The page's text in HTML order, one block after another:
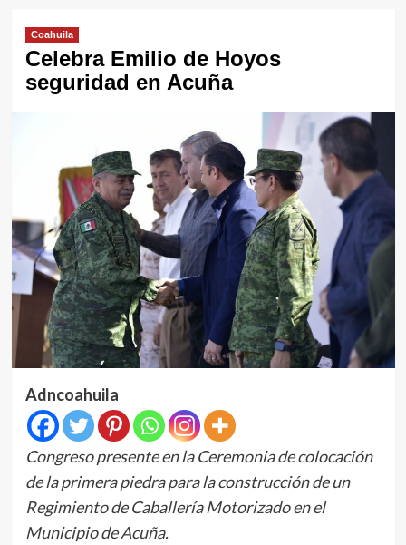
Coahuila
Celebra Emilio de Hoyos
seguridad en Acuña
Adncoahuila
Congreso presente en la Ceremonia de colocación
de la primera piedra para la construcción de un
Regimiento de Caballería Motorizado en el
Municipio de Acuña.